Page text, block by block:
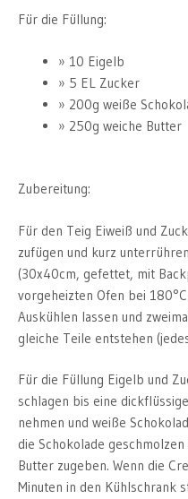
Für die Füllung:
10 Eigelb
5 EL Zucker
200g weiße
250g weiche Butter
Zubereitung:
Für den Teig Eiweiß und
zufügen und kurz
(30x40cm, gefettet, mit
vorgeheizten Ofen bei
Auskühlen lassen und
gleiche Teile entstehen
Für die Füllung Eigelb und
schlagen bis eine
nehmen und weiße
die Schokolade
Butter zugeben. Wenn die
Minuten in den Kühlschrank